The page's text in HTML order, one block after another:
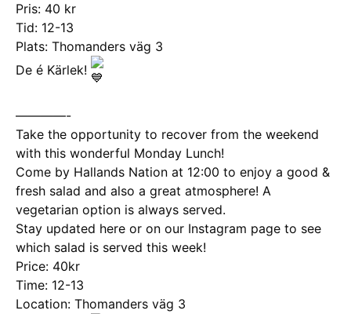
Pris: 40 kr
Tid: 12-13
Plats: Thomanders väg 3
De é Kärlek!
————-
Take the opportunity to recover from the weekend
with this wonderful Monday Lunch!
Come by Hallands Nation at 12:00 to enjoy a good &
fresh salad and also a great atmosphere! A
vegetarian option is always served.
Stay updated here or on our Instagram page to see
which salad is served this week!
Price: 40kr
Time: 12-13
Location: Thomanders väg 3